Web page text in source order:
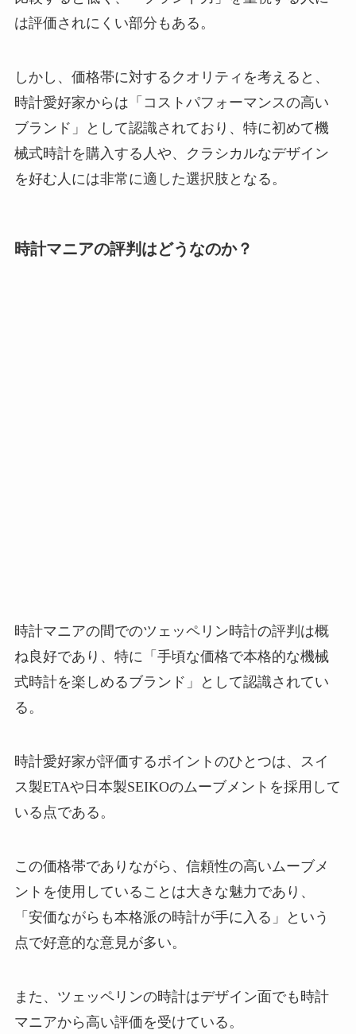
は評価されにくい部分もある。
しかし、価格帯に対するクオリティを考えると、
時計愛好家からは「コストパフォーマンスの高い
ブランド」として認識されており、特に初めて機
械式時計を購入する人や、クラシカルなデザイン
を好む人には非常に適した選択肢となる。
時計マニアの評判はどうなのか？
時計マニアの間でのツェッペリン時計の評判は概
ね良好であり、特に「手頃な価格で本格的な機械
式時計を楽しめるブランド」として認識されてい
る。
時計愛好家が評価するポイントのひとつは、スイ
ス製ETAや日本製SEIKOのムーブメントを採用して
いる点である。
この価格帯でありながら、信頼性の高いムーブメ
ントを使用していることは大きな魅力であり、
「安価ながらも本格派の時計が手に入る」という
点で好意的な意見が多い。
また、ツェッペリンの時計はデザイン面でも時計
マニアから高い評価を受けている。